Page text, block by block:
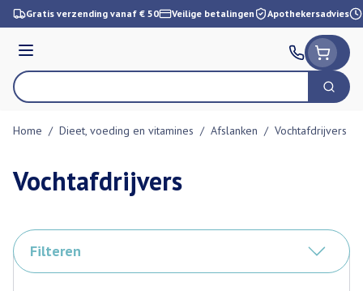
Ga naar de inhoud
Gratis verzending vanaf € 50 Veilige betalingen Apothekersadvies
Menu
Product, merk, categorie... Zoek
Home / Dieet, voeding en vitamines / Afslanken / Vochtafdrijvers
Vochtafdrijvers
Filteren